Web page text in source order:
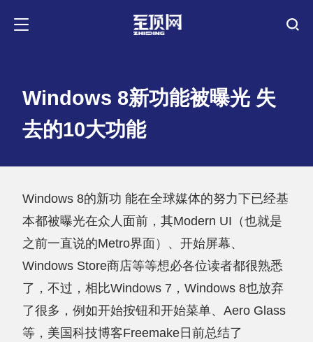
Windows 8新功能被曝光 失
去的10大功能
Windows 8的新功 能在全球媒体的努力下已经基
本都被曝光在众人面前，其Modern UI（也就是
之前一直说的Metro界面）、开始屏幕、
Windows Store商店等等想必各位读者都很熟悉
了，不过，相比Windows 7，Windows 8也放弃
了很多，例如开始按钮和开始菜单、Aero Glass
等，美国科技博客Freemake日前总结了